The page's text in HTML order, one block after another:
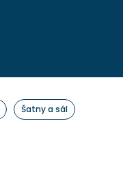
Šatny a sál